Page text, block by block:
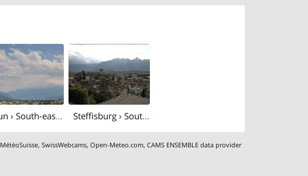
Thun › South-east: Thunersee Steffisburg › South-west: Thun Castle - Stadtkirche Thun - Stockhorn
MétéoSuisse,SwissWebcams,Open-Meteo.com,CAMS ENSEMBLE data provider